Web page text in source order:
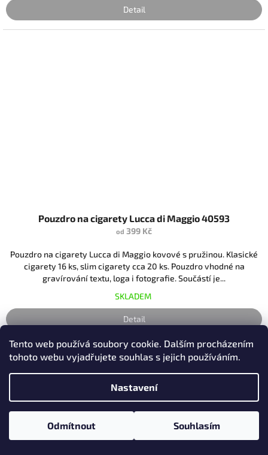
Tento web používá soubory cookie. Dalším procházením
tohoto webu vyjadřujete souhlas s jejich používáním.
Nastavení
Odmítnout Souhlasím
Detail
Pouzdro na cigarety Lucca di Maggio 40593
od 399 Kč
Pouzdro na cigarety Lucca di Maggio kovové s pružinou. Klasické
cigarety 16 ks, slim cigarety cca 20 ks. Pouzdro vhodné na
gravírování textu, loga i fotografie. Součástí je...
SKLADEM
Detail
NOVINKA